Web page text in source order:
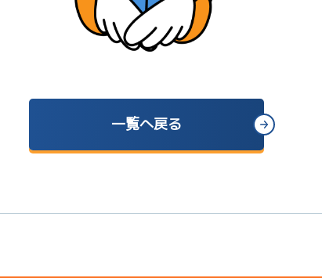
一覧へ戻る